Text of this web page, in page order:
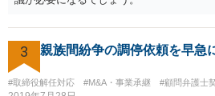
3 親族間紛争の調停依頼を早急
#取締役解任対応 #M&A・事業承継 #顧問弁護士